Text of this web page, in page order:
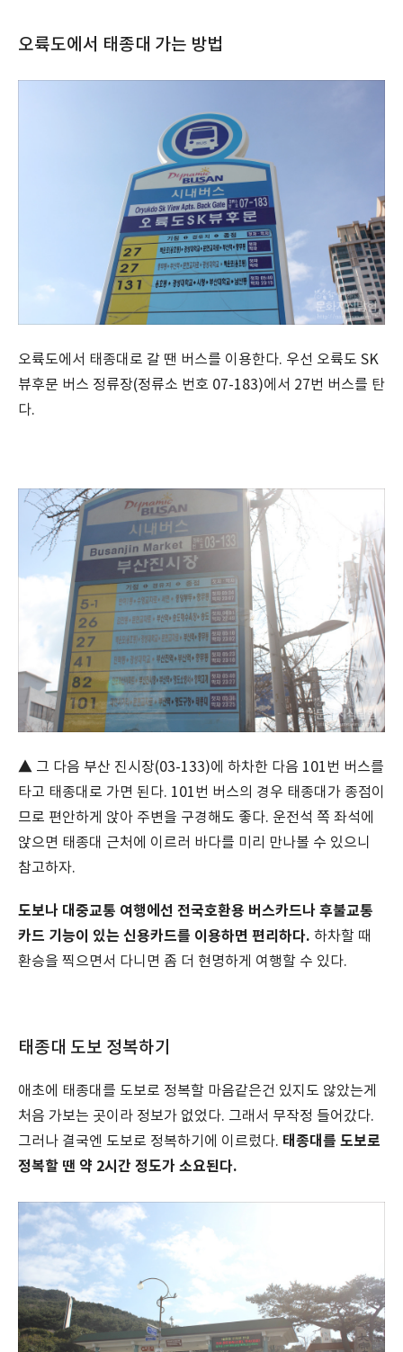
오륙도에서 태종대 가는 방법
오륙도에서 태종대로 갈 땐 버스를 이용한다. 우선 오륙도 SK
뷰후문 버스 정류장(정류소 번호 07-183)에서 27번 버스를 탄
다.
▲ 그 다음 부산 진시장(03-133)에 하차한 다음 101번 버스를
타고 태종대로 가면 된다. 101번 버스의 경우 태종대가 종점이
므로 편안하게 앉아 주변을 구경해도 좋다. 운전석 쪽 좌석에
앉으면 태종대 근처에 이르러 바다를 미리 만나볼 수 있으니
참고하자.
도보나 대중교통 여행에선 전국호환용 버스카드나 후불교통
카드 기능이 있는 신용카드를 이용하면 편리하다. 하차할 때
환승을 찍으면서 다니면 좀 더 현명하게 여행할 수 있다.
태종대 도보 정복하기
애초에 태종대를 도보로 정복할 마음같은건 있지도 않았는게
처음 가보는 곳이라 정보가 없었다. 그래서 무작정 들어갔다.
그러나 결국엔 도보로 정복하기에 이르렀다. 태종대를 도보로
정복할 땐 약 2시간 정도가 소요된다.